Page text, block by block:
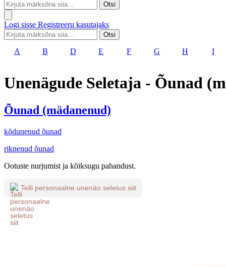
Otsi
Logi sisse Registreeru kasutajaks
Otsi
A B D E F G H I
Unenägude Seletaja - Õunad
Õunad (mädanenud)
kõdunenud õunad
riknenud õunad
Ootuste nurjumist ja kõiksugu pahandust.
Telli personaalne unenäo seletus siit